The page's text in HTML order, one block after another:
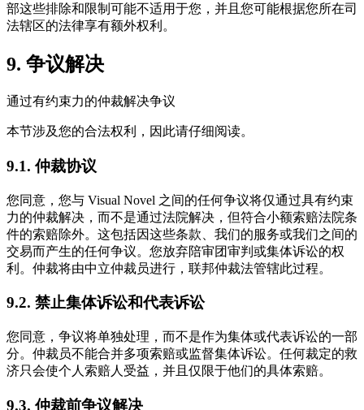
部这些排除和限制可能不适用于您，并且您可能根据您所在司
法辖区的法律享有额外权利。
9. 争议解决
通过有约束力的仲裁解决争议
本节涉及您的合法权利，因此请仔细阅读。
9.1. 仲裁协议
您同意，您与 Visual Novel 之间的任何争议将仅通过具有约束
力的仲裁解决，而不是通过法院解决，但符合小额索赔法院条
件的索赔除外。这包括因这些条款、我们的服务或我们之间的
交易而产生的任何争议。您放弃陪审团审判或集体诉讼的权
利。仲裁将由中立仲裁员进行，联邦仲裁法管辖此过程。
9.2. 禁止集体诉讼和代表诉讼
您同意，争议将单独处理，而不是作为集体或代表诉讼的一部
分。仲裁员不能合并多项索赔或监督集体诉讼。任何裁定的救
济只会使个人索赔人受益，并且仅限于他们的具体索赔。
9.3. 仲裁前争议解决